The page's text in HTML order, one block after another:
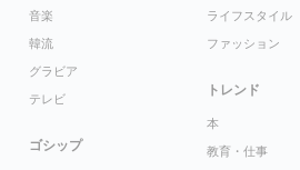
音楽
韓流
グラビア
テレビ
ゴシップ
ライフスタイル
ファッション
トレンド
本
教育・仕事